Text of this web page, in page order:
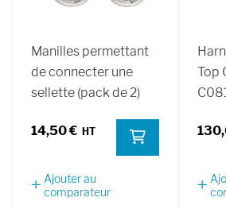
Manilles permettant
de connecter une
sellette (pack de 2)
14,50 €
Ajouter au
comparateur
Top